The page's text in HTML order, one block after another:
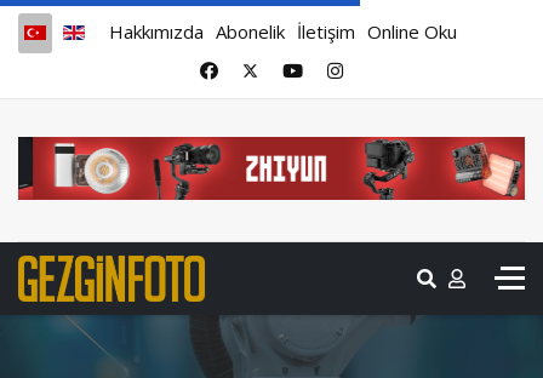
Hakkımızda Abonelik İletişim Online Oku